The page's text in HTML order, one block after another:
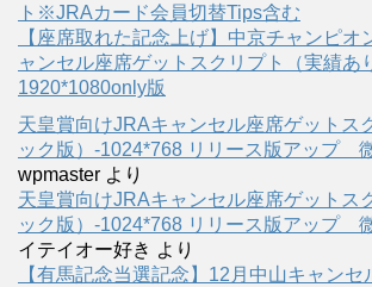
ト※JRAカード会員切替Tips含む
【座席取れた記念上げ】中京チャンピオ
ャンセル座席ゲットスクリプト（実績あ
1920*1080only版
天皇賞向けJRAキャンセル座席ゲットス
ック版）-1024*768 リリース版アップ
wpmaster より
天皇賞向けJRAキャンセル座席ゲットス
ック版）-1024*768 リリース版アップ
イテイオー好き より
【有馬記念当選記念】12月中山キャン